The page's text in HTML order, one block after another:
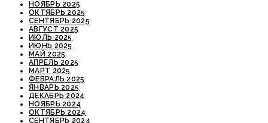
НОЯБРЬ 2025
ОКТЯБРЬ 2025
СЕНТЯБРЬ 2025
АВГУСТ 2025
ИЮЛЬ 2025
ИЮНЬ 2025
МАЙ 2025
АПРЕЛЬ 2025
МАРТ 2025
ФЕВРАЛЬ 2025
ЯНВАРЬ 2025
ДЕКАБРЬ 2024
НОЯБРЬ 2024
ОКТЯБРЬ 2024
СЕНТЯБРЬ 2024